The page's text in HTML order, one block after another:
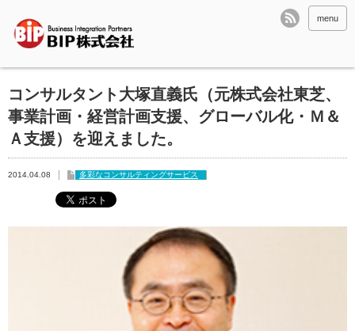
menu
コンサルタント大塚直義氏（元株式会社東芝、
事業計画・経営計画支援、グローバル化・Ｍ＆
Ａ支援）を迎えました。
2014.04.08 多彩なコンサルティングサービス